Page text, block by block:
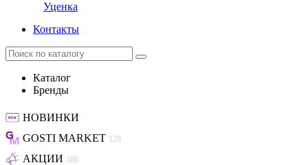
Уценка
Контакты
Каталог
Бренды
НОВИНКИ
GOSTI MARKET 128
АКЦИИ 386